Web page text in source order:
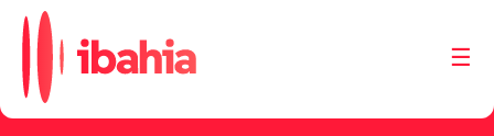
☰